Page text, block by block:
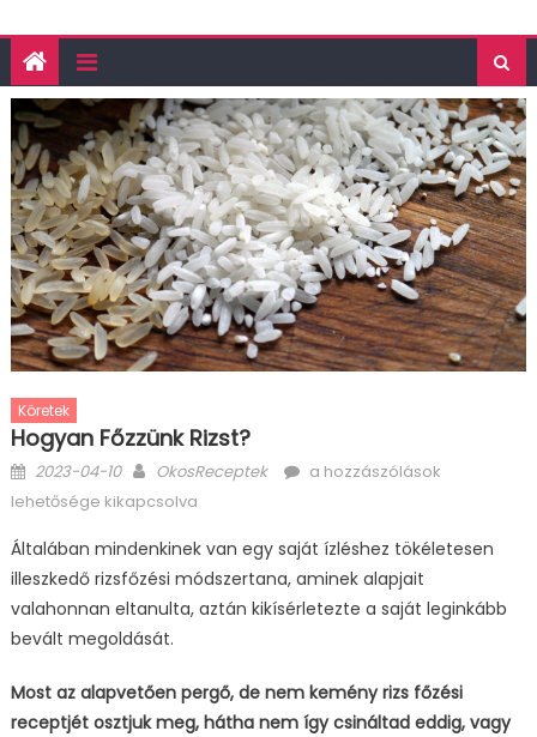
Köretek
Hogyan Főzzünk Rizst?
Posted
on
2023-04-10 Author
OkosReceptek
Hogyan
bejegyzéshez
a hozzászólások
lehetősége kikapcsolva
Általában mindenkinek van egy saját ízléshez tökéletesen
illeszkedő rizsfőzési módszertana, aminek alapjait
valahonnan eltanulta, aztán kikísérletezte a saját leginkább
bevált megoldását.
Most az alapvetően pergő, de nem kemény rizs főzési
receptjét osztjuk meg, hátha nem így csináltad eddig, vagy